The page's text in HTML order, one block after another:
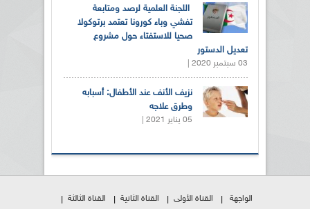
اللجنة العلمية لرصد ومتابعة
تفشي وباء كورونا تعتمد برتوكولا
صحيا للاستفتاء حول مشروع
تعديل الدستور
03 سبتمبر 2020 |
نزيف الأنف عند الأطفال: أسبابه
وطرق علاجه
05 يناير 2021 |
الواجهة القناة الأولى القناة الثانية القناة الثالثة